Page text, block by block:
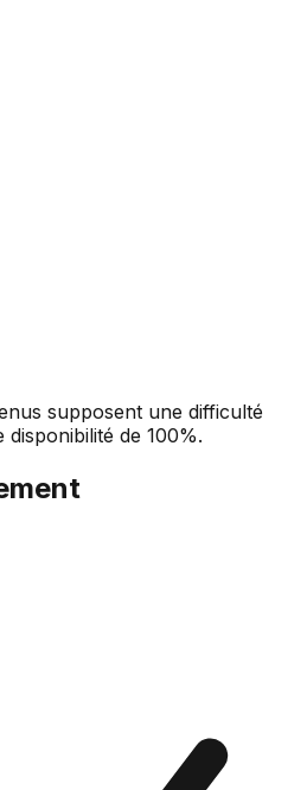
supposent une difficulté
de 100%.